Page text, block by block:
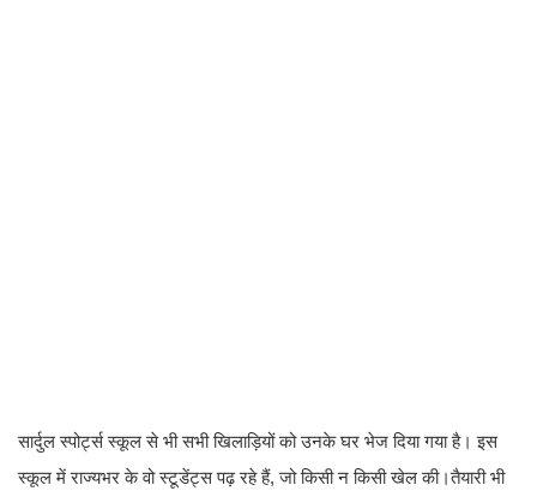
सार्दुल स्पोर्ट्स स्कूल से भी सभी खिलाड़ियों को उनके घर भेज दिया गया है। इस
स्कूल में राज्यभर के वो स्टूडेंट्स पढ़ रहे हैं, जो किसी न किसी खेल की।तैयारी भी